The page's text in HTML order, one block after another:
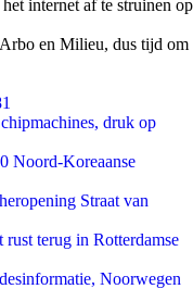
internet af te struinen op
en Milieu, dus tijd om
druk op
Noord-Koreaanse
Straat van
terug in Rotterdamse
Noorwegen